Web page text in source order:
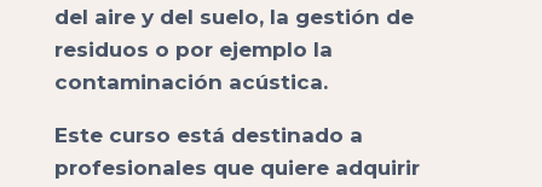
del aire y del suelo, la gestión de
residuos o por ejemplo la
contaminación acústica.
Este curso está destinado a
profesionales que quiere adquirir